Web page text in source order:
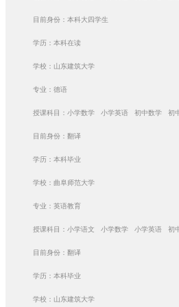
目前身份：本科大四学生
学历：本科在读
学校：山东建筑大学
专业：德语
授课科目：小学数学 小学英语 初中数学 初
目前身份：翻译
学历：本科毕业
学校：曲阜师范大学
专业：英语教育
授课科目：小学语文 小学数学 小学英语
目前身份：翻译
学历：本科毕业
学校：山东建筑大学